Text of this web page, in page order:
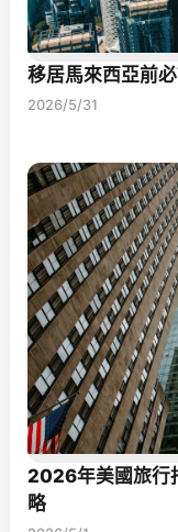
移居馬來西亞前
2026/5/31
2026年美國旅行
略